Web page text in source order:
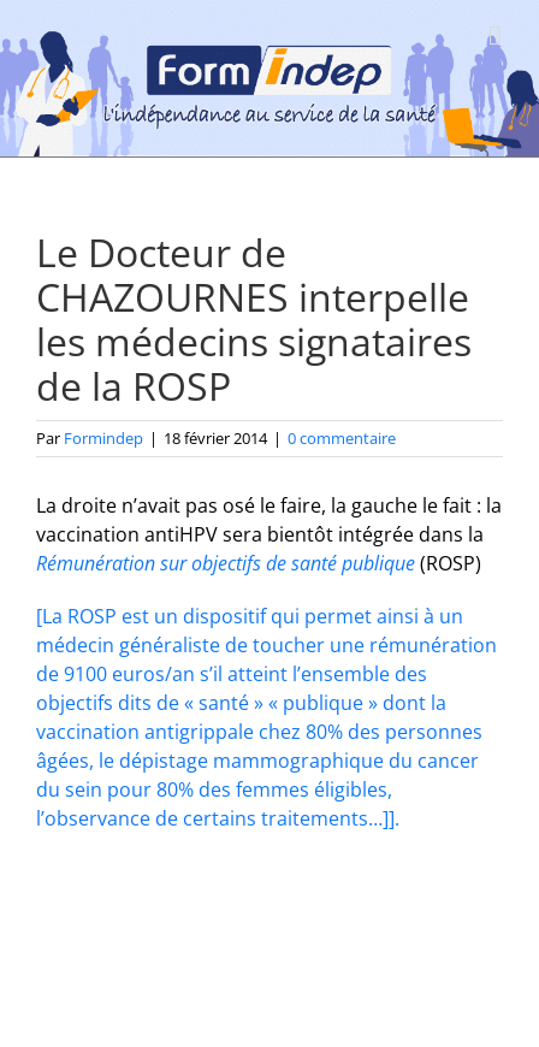
au
contenu
Le Docteur de
CHAZOURNES interpelle
les médecins signataires
de la ROSP
Par Formindep | 18 février 2014 | 0 commentaire
La droite n’avait pas osé le faire, la gauche le fait : la
vaccination antiHPV sera bientôt intégrée dans la
Rémunération sur objectifs de santé publique(ROSP)
[La ROSP est un dispositif qui permet ainsi à un
médecin généraliste de toucher une rémunération
de 9100 euros/an s’il atteint l’ensemble des
objectifs dits de « santé » « publique » dont la
vaccination antigrippale chez 80% des personnes
âgées, le dépistage mammographique du cancer
du sein pour 80% des femmes éligibles,
l’observance de certains traitements…]].